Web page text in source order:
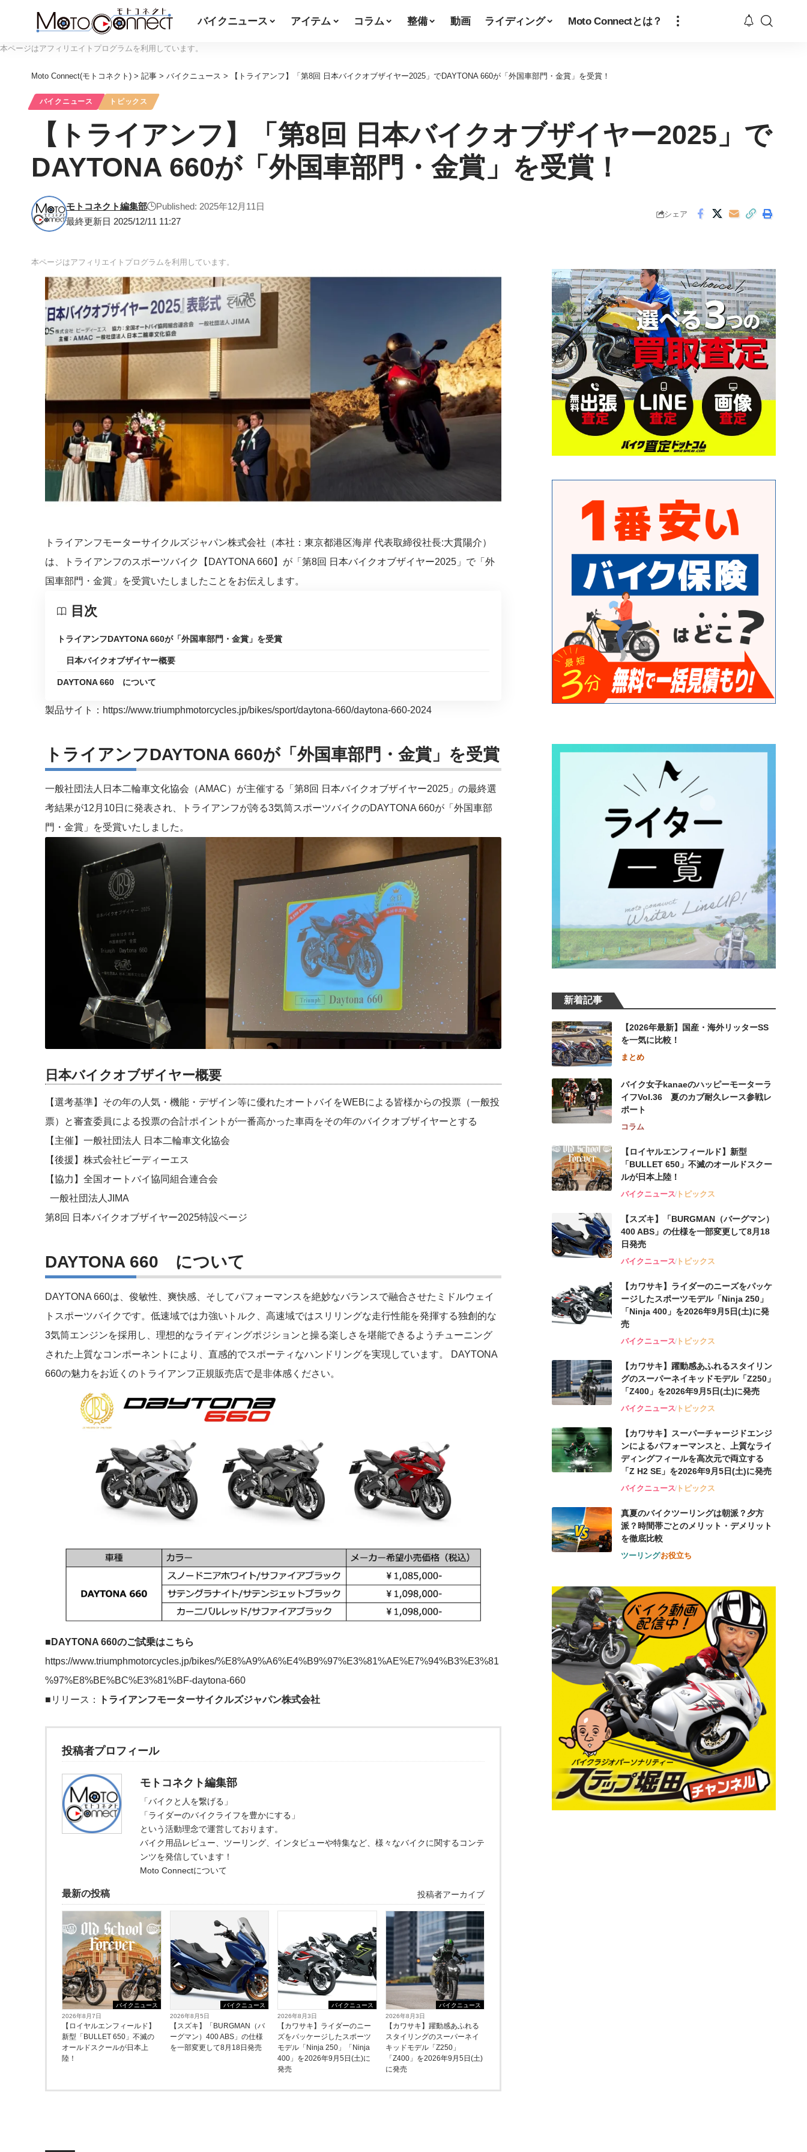
バイクニュース アイテム コラム 整備 動画 ライディング Moto Connectとは？
本ページはアフィリエイトプログラムを利用しています。
Moto Connect(モトコネクト) > 記事 > バイクニュース > 【トライアンフ】「第8回 日本バイクオブザイヤー2025」でDAYTONA 660が「外国車部門・金賞」を受賞！
バイクニュース トピックス
【トライアンフ】「第8回 日本バイクオブザイヤー2025」で
DAYTONA 660が「外国車部門・金賞」を受賞！
最終更新日 2025/12/11 11:27
モトコネクト編集部 Published: 2025年12月11日
シェア
本ページはアフィリエイトプログラムを利用しています。
トライアンフモーターサイクルズジャパン株式会社（本社：東京都港区海岸 代表取締役社長:大貫陽介）
は、トライアンフのスポーツバイク【DAYTONA 660】が「第8回 日本バイクオブザイヤー2025」で「外
国車部門・金賞」を受賞いたしましたことをお伝えします。
目次
トライアンフDAYTONA 660が「外国車部門・金賞」を受賞
日本バイクオブザイヤー概要
DAYTONA 660 について
製品サイト： https://www.triumphmotorcycles.jp/bikes/sport/daytona-660/daytona-660-2024
トライアンフDAYTONA 660が「外国車部門・金賞」を受賞
一般社団法人日本二輪車文化協会（AMAC）が主催する「第8回 日本バイクオブザイヤー2025」の最終選
考結果が12月10日に発表され、トライアンフが誇る3気筒スポーツバイクのDAYTONA 660が「外国車部
門・金賞」を受賞いたしました。
日本バイクオブザイヤー概要
【選考基準】その年の人気・機能・デザイン等に優れたオートバイをWEBによる皆様からの投票（一般投
票）と審査委員による投票の合計ポイントが一番高かった車両をその年のバイクオブザイヤーとする
【主催】一般社団法人 日本二輪車文化協会
【後援】株式会社ビーディーエス
【協力】全国オートバイ協同組合連合会
一般社団法人JIMA
第8回 日本バイクオブザイヤー2025特設ページ
DAYTONA 660 について
DAYTONA 660は、俊敏性、爽快感、そしてパフォーマンスを絶妙なバランスで融合させたミドルウェイ
トスポーツバイクです。低速域では力強いトルク、高速域ではスリリングな走行性能を発揮する独創的な
3気筒エンジンを採用し、理想的なライディングポジションと操る楽しさを堪能できるようチューニング
された上質なコンポーネントにより、直感的でスポーティなハンドリングを実現しています。 DAYTONA
660の魅力をお近くのトライアンフ正規販売店で是非体感ください。
■DAYTONA 660のご試乗はこちら
https://www.triumphmotorcycles.jp/bikes/%E8%A9%A6%E4%B9%97%E3%81%AE%E7%94%B3%E3%81
%97%E8%BE%BC%E3%81%BF-daytona-660
■リリース：
トライアンフモーターサイクルズジャパン株式会社
投稿者プロフィール
モトコネクト編集部
「バイクと人を繋げる」
「ライダーのバイクライフを豊かにする」
という活動理念で運営しております。
バイク用品レビュー、ツーリング、インタビューや特集など、様々なバイクに関するコンテ
ンツを発信しています！
Moto Connectについて
最新の投稿 投稿者アーカイブ
バイクニュース
2026年8月7日
【ロイヤルエンフィールド】
新型「BULLET 650」不滅の
オールドスクールが⽇本上
陸！
バイクニュース
2026年8月5日
【スズキ】「BURGMAN（バ
ーグマン）400 ABS」の仕様
を一部変更して8月18日発売
バイクニュース
2026年8月3日
【カワサキ】ライダーのニー
ズをパッケージしたスポーツ
モデル「Ninja 250」「Ninja
400」を2026年9月5日(土)に
発売
バイクニュース
2026年8月3日
【カワサキ】躍動感あふれる
スタイリングのスーパーネイ
キッドモデル「Z250」
「Z400」を2026年9月5日(土)
に発売
新着記事
【2026年最新】国産・海外リッターSS
を一気に比較！
まとめ
バイク女子kanaeのハッピーモーターラ
イフVol.36 夏のカブ耐久レース参戦レ
ポート
コラム
【ロイヤルエンフィールド】新型
「BULLET 650」不滅のオールドスクー
ルが⽇本上陸！
バイクニューストピックス
【スズキ】「BURGMAN（バーグマン）
400 ABS」の仕様を一部変更して8月18
日発売
バイクニューストピックス
【カワサキ】ライダーのニーズをパッケ
ージしたスポーツモデル「Ninja 250」
「Ninja 400」を2026年9月5日(土)に発
売
バイクニューストピックス
【カワサキ】躍動感あふれるスタイリン
グのスーパーネイキッドモデル「Z250」
「Z400」を2026年9月5日(土)に発売
バイクニューストピックス
【カワサキ】スーパーチャージドエンジ
ンによるパフォーマンスと、上質なライ
ディングフィールを高次元で両立する
「Z H2 SE」を2026年9月5日(土)に発売
バイクニューストピックス
真夏のバイクツーリングは朝派？夕方
派？時間帯ごとのメリット・デメリット
を徹底比較
ツーリングお役立ち